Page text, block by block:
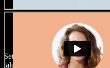
Banyak pilihan
dengan
Setiap proyek bisa terdengar
lalu sesuaikan sesuka Anda.